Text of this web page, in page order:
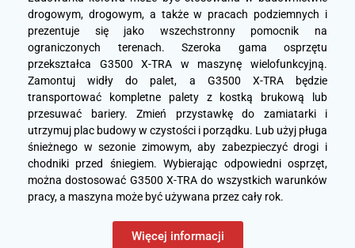
drogowym, drogowym, a także w pracach podziemnych i
prezentuje się jako wszechstronny pomocnik na
ograniczonych terenach. Szeroka gama osprzętu
przekształca G3500 X-TRA w maszynę wielofunkcyjną.
Zamontuj widły do ​​palet, a G3500 X-TRA będzie
transportować kompletne palety z kostką brukową lub
przesuwać bariery. Zmień przystawkę do zamiatarki i
utrzymuj plac budowy w czystości i porządku. Lub użyj pługa
śnieżnego w sezonie zimowym, aby zabezpieczyć drogi i
chodniki przed śniegiem. Wybierając odpowiedni osprzęt,
można dostosować G3500 X-TRA do wszystkich warunków
pracy, a maszyna może być używana przez cały rok.
Więcej informacji